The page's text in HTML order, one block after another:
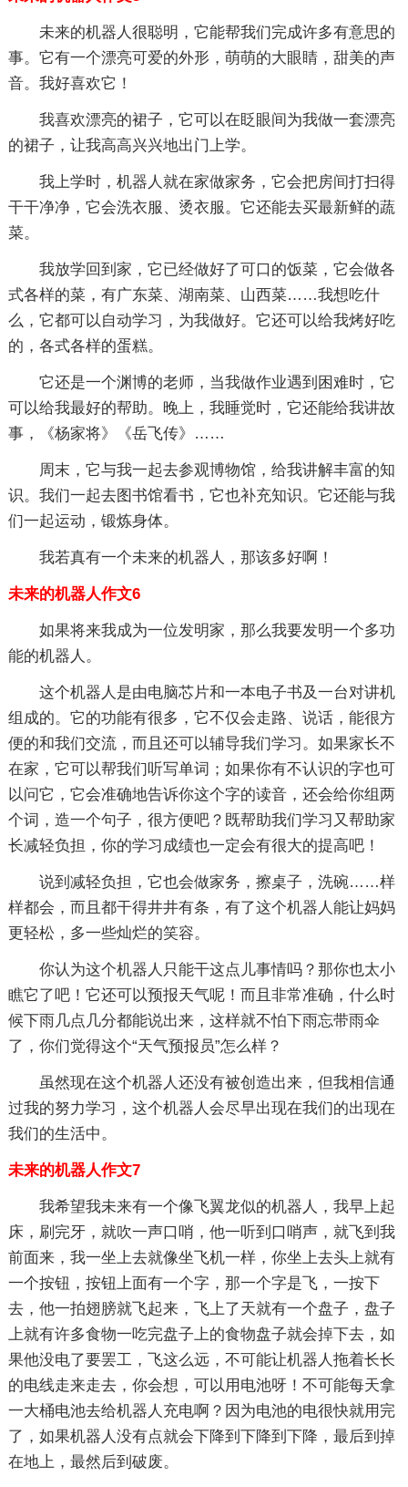
未来的机器人很聪明，它能帮我们完成许多有意思的
事。它有一个漂亮可爱的外形，萌萌的大眼睛，甜美的声
音。我好喜欢它！
我喜欢漂亮的裙子，它可以在眨眼间为我做一套漂亮
的裙子，让我高高兴兴地出门上学。
我上学时，机器人就在家做家务，它会把房间打扫得
干干净净，它会洗衣服、烫衣服。它还能去买最新鲜的蔬
菜。
我放学回到家，它已经做好了可口的饭菜，它会做各
式各样的菜，有广东菜、湖南菜、山西菜……我想吃什
么，它都可以自动学习，为我做好。它还可以给我烤好吃
的，各式各样的蛋糕。
它还是一个渊博的老师，当我做作业遇到困难时，它
可以给我最好的帮助。晚上，我睡觉时，它还能给我讲故
事，《杨家将》《岳飞传》……
周末，它与我一起去参观博物馆，给我讲解丰富的知
识。我们一起去图书馆看书，它也补充知识。它还能与我
们一起运动，锻炼身体。
我若真有一个未来的机器人，那该多好啊！
未来的机器人作文6
如果将来我成为一位发明家，那么我要发明一个多功
能的机器人。
这个机器人是由电脑芯片和一本电子书及一台对讲机
组成的。它的功能有很多，它不仅会走路、说话，能很方
便的和我们交流，而且还可以辅导我们学习。如果家长不
在家，它可以帮我们听写单词；如果你有不认识的字也可
以问它，它会准确地告诉你这个字的读音，还会给你组两
个词，造一个句子，很方便吧？既帮助我们学习又帮助家
长减轻负担，你的学习成绩也一定会有很大的提高吧！
说到减轻负担，它也会做家务，擦桌子，洗碗……样
样都会，而且都干得井井有条，有了这个机器人能让妈妈
更轻松，多一些灿烂的笑容。
你认为这个机器人只能干这点儿事情吗？那你也太小
瞧它了吧！它还可以预报天气呢！而且非常准确，什么时
候下雨几点几分都能说出来，这样就不怕下雨忘带雨伞
了，你们觉得这个“天气预报员”怎么样？
虽然现在这个机器人还没有被创造出来，但我相信通
过我的努力学习，这个机器人会尽早出现在我们的出现在
我们的生活中。
未来的机器人作文7
我希望我未来有一个像飞翼龙似的机器人，我早上起
床，刷完牙，就吹一声口哨，他一听到口哨声，就飞到我
前面来，我一坐上去就像坐飞机一样，你坐上去头上就有
一个按钮，按钮上面有一个字，那一个字是飞，一按下
去，他一拍翅膀就飞起来，飞上了天就有一个盘子，盘子
上就有许多食物一吃完盘子上的食物盘子就会掉下去，如
果他没电了要罢工，飞这么远，不可能让机器人拖着长长
的电线走来走去，你会想，可以用电池呀！不可能每天拿
一大桶电池去给机器人充电啊？因为电池的电很快就用完
了，如果机器人没有点就会下降到下降到下降，最后到掉
在地上，最然后到破废。